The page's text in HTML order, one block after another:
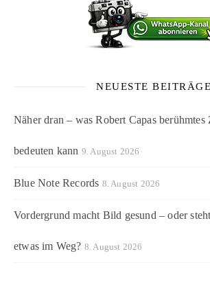
NEUESTE BEITRÄGE
Näher dran – was Robert Capas
bedeuten kann 9. August 2026
Blue Note Records 8. August 2026
Vordergrund macht Bild gesund – oder
etwas im Weg? 8. August 2026